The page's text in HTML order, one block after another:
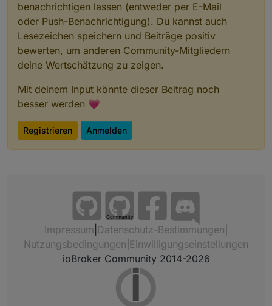
system.adapter.vis-jqui-mfd            :
system.adapter.vis-materialdesign      :
system.adapter.web                     :
system.adapter.ws
pi@iobroker:~ $
benachrichtigen lassen (entweder per E-Mail
oder Push-Benachrichtigung). Du kannst auch
Lesezeichen speichern und Beiträge positiv
bewerten, um anderen Community-Mitgliedern
deine Wertschätzung zu zeigen.
Mit deinem Input könnte dieser Beitrag noch
besser werden 💗
Registrieren Anmelden
Community
Impressum Datenschutz-Bestimmungen
Nutzungsbedingungen Einwilligungseinstellungen
ioBroker Community 2014-2026